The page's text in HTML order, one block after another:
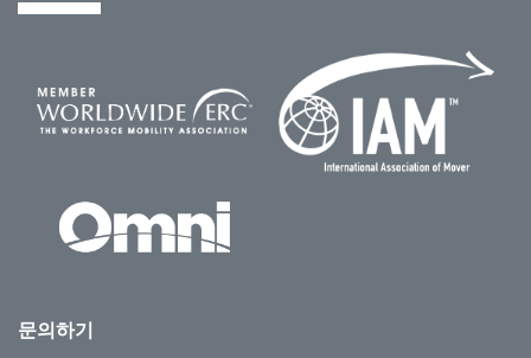
문의하기